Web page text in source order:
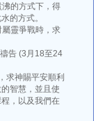
的方式下，得
的方式。
靈爭戰時，求
告 (3月18至24
求神賜平安順利
智慧，並且使
，以及我們在